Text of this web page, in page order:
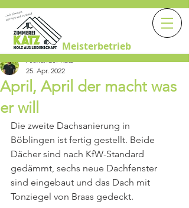
Meisterbetrieb
April, April der macht was
er will
Alexander Katz
25. Apr. 2022
Die zweite Dachsanierung in
Böblingen ist fertig gestellt. Beide
Dächer sind nach KfW-Standard
gedämmt, sechs neue Dachfenster
sind eingebaut und das Dach mit
Tonziegel von Braas gedeckt.